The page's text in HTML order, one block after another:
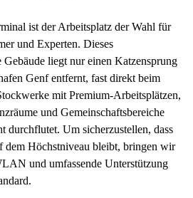
ist der Arbeitsplatz der Wahl für
und Experten. Dieses
Gebäude liegt nur einen Katzensprung
Genf entfernt, fast direkt beim
mit Premium-Arbeitsplätzen,
und Gemeinschaftsbereiche
durchflutet. Um sicherzustellen, dass
dem Höchstniveau bleibt, bringen wir
und umfassende Unterstützung